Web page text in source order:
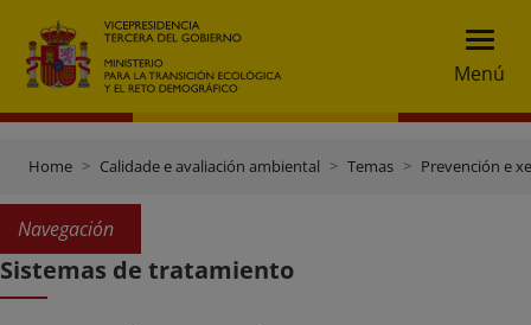
Menú
Home Calidade e avaliación ambiental Temas Prevención e
Navegación
Sistemas de tratamiento